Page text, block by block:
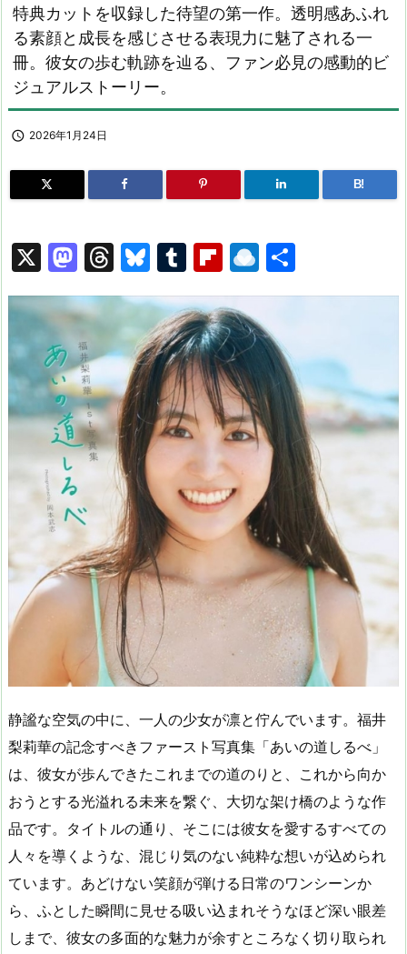
特典カットを収録した待望の第一作。透明感あふれ
る素顔と成長を感じさせる表現力に魅了される一
冊。彼女の歩む軌跡を辿る、ファン必見の感動的ビ
ジュアルストーリー。
 2026年1月24日
B!
X
M
a
st
o
d
o
n
T
hr
e
a
d
s
Bl
u
e
s
k
y
T
u
m
bl
r
Fl
ip
b
o
ar
d
R
ai
n
dr
o
p.
io
有
静謐な空気の中に、一人の少女が凛と佇んでいます。福井
梨莉華の記念すべきファースト写真集「あいの道しるべ」
は、彼女が歩んできたこれまでの道のりと、これから向か
おうとする光溢れる未来を繋ぐ、大切な架け橋のような作
品です。タイトルの通り、そこには彼女を愛するすべての
人々を導くような、混じり気のない純粋な想いが込められ
ています。あどけない笑顔が弾ける日常のワンシーンか
ら、ふとした瞬間に見せる吸い込まれそうなほど深い眼差
しまで、彼女の多面的な魅力が余すところなく切り取られ